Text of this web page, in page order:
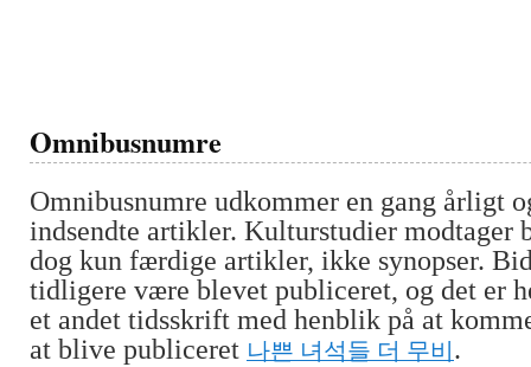
Omnibusnumre
Omnibusnumre udkommer en gang årligt
indsendte artikler. Kulturstudier modtager
dog kun færdige artikler, ikke synopser.
tidligere være blevet publiceret, og det er
et andet tidsskrift med henblik på at
at blive publiceret 나쁜 녀석들 더 무비.